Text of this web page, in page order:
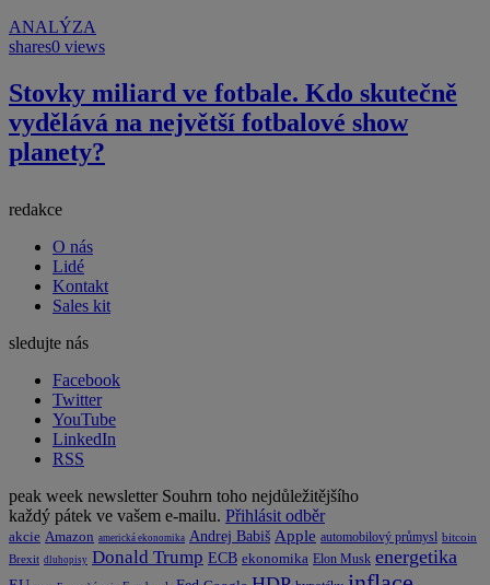
ANALÝZA
shares0 views
Stovky miliard ve fotbale. Kdo skutečně
vydělává na největší fotbalové show
planety?
redakce
O nás
Lidé
Kontakt
Sales kit
sledujte nás
Facebook
Twitter
YouTube
LinkedIn
RSS
peak week newsletter Souhrn toho nejdůležitějšího
každý pátek ve vašem e-mailu. Přihlásit odběr
akcie Amazon americká ekonomika Andrej Babiš Apple automobilový průmysl bitcoin
Brexit dluhopisy Donald Trump ECB ekonomika Elon Musk energetika